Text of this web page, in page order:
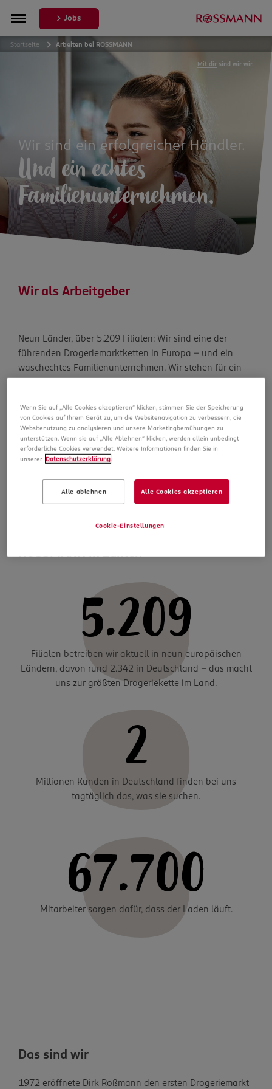
Jobs
Startseite Arbeiten bei ROSSMANN
Mit dir sind wir wir.
Wir sind ein erfolgreicher Händler.
Und ein echtes
Familienunternehmen.
Wir als Arbeitgeber
Neun Länder, über 5.209 Filialen: Wir sind eine der
führenden Drogeriemarktketten in Europa – und ein
waschechtes Familienunternehmen. Wir stehen für ein
wertschätzendes Miteinander, in dem alle einen
wissen ganz genau: Es sind unsere Mitarbeiter mit ihren
individuellen Stärken und Persönlichkeiten, die unsere
Marke zu dem machen, was sie ist.
ROSSMANN in Zahlen
5.209
Filialen betreiben wir aktuell in neun europäischen
Ländern, davon rund 2.342 in Deutschland – das macht
uns zur größten Drogeriekette im Land.
2
Millionen Kunden in Deutschland finden bei uns
tagtäglich das, was sie suchen.
67.700
Mitarbeiter sorgen dafür, dass der Laden läuft.
Das sind wir
1972 eröffnete Dirk Roßmann den ersten Drogeriemarkt
Wenn Sie auf „Alle Cookies akzeptieren“ klicken, stimmen Sie der Speicherung
von Cookies auf Ihrem Gerät zu, um die Websitenavigation zu verbessern, die
Websitenutzung zu analysieren und unsere Marketingbemühungen zu
unterstützen. Wenn sie auf „Alle Ablehnen“ klicken, werden allein unbedingt
erforderliche Cookies verwendet. Weitere Informationen finden Sie in
unserer Datenschutzerklärung.
Alle ablehnen Alle Cookies akzeptieren
Cookie-Einstellungen